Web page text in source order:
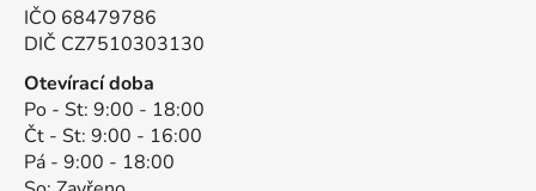
IČO 68479786
DIČ CZ7510303130
Otevírací doba
Po - St: 9:00 - 18:00
Čt - St: 9:00 - 16:00
Pá - 9:00 - 18:00